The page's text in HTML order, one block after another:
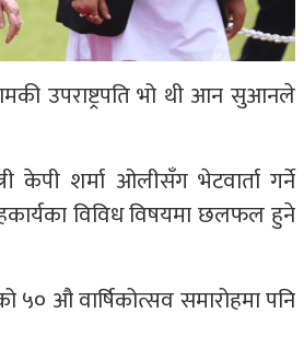
उपराष्ट्रपति भो थी आन सुआनले
केपी शर्मा ओलीसँग भेटवार्ता गर्ने
विविध विषयमा छलफल हुने
औ वार्षिकोत्सव समारोहमा पनि